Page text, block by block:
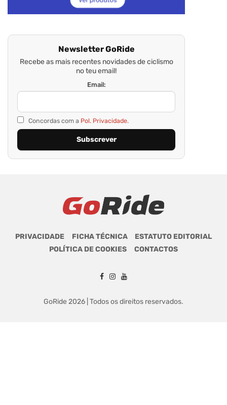
Newsletter GoRide
Recebe as mais recentes novidades de ciclismo
no teu email!
Email:
Concordas com a Pol. Privacidade.
PRIVACIDADE FICHA TÉCNICA
ESTATUTO EDITORIAL
POLÍTICA DE COOKIES
CONTACTOS
GoRide 2026 | Todos os direitos reservados.